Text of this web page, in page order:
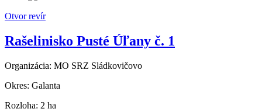
Otvor revír
Rašelinisko Pusté Úľany č. 1
Organizácia: MO SRZ Sládkovičovo
Okres: Galanta
Rozloha: 2 ha